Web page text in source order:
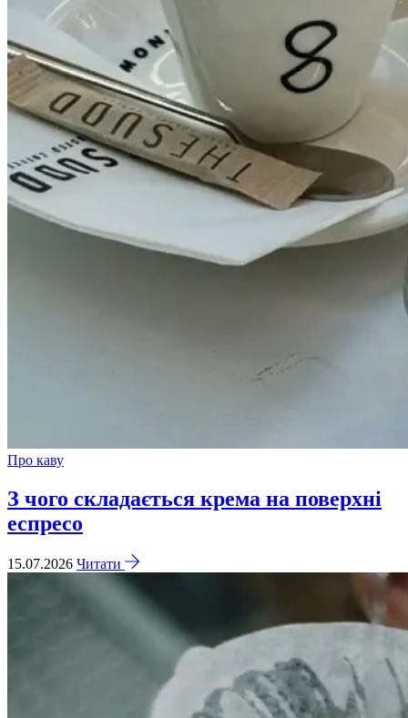
Про каву
З чого складається крема на поверхні
еспресо
15.07.2026 Читати